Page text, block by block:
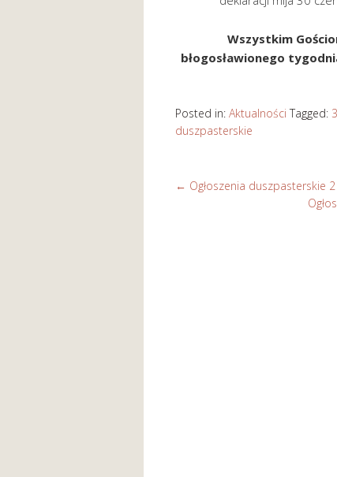
Wszystkim
błogosławionego
Posted in: Aktualności Tagged:
duszpasterskie
← Ogłoszenia duszpasterskie 2